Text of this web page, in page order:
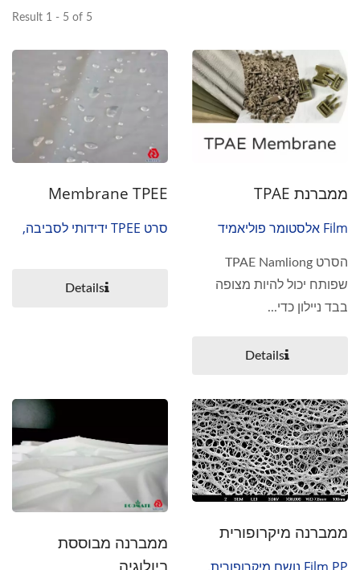
Result 1 - 5 of 5
ממברנת TPAE
Film אלסטומר פוליאמיד
הסרט TPAE Namliong
שפותח יכול להיות מצופה
בבד ניילון כדי...
Details
Membrane TPEE
סרט TPEE ידידותי לסביבה,
Membrane PES
Details
ממברנה מיקרופורית
ממברנה מבוססת